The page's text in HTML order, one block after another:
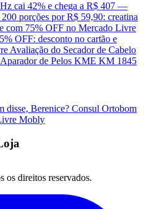
cai 42% e chega a R$ 407 —
200 porções por R$ 59,90: creatina
com 75% OFF no Mercado Livre
OFF: desconto no cartão e
Avaliação do Secador de Cabelo
de Pelos KME KM 1845
disse, Berenice? Consul Ortobom
Mobly
direitos reservados.